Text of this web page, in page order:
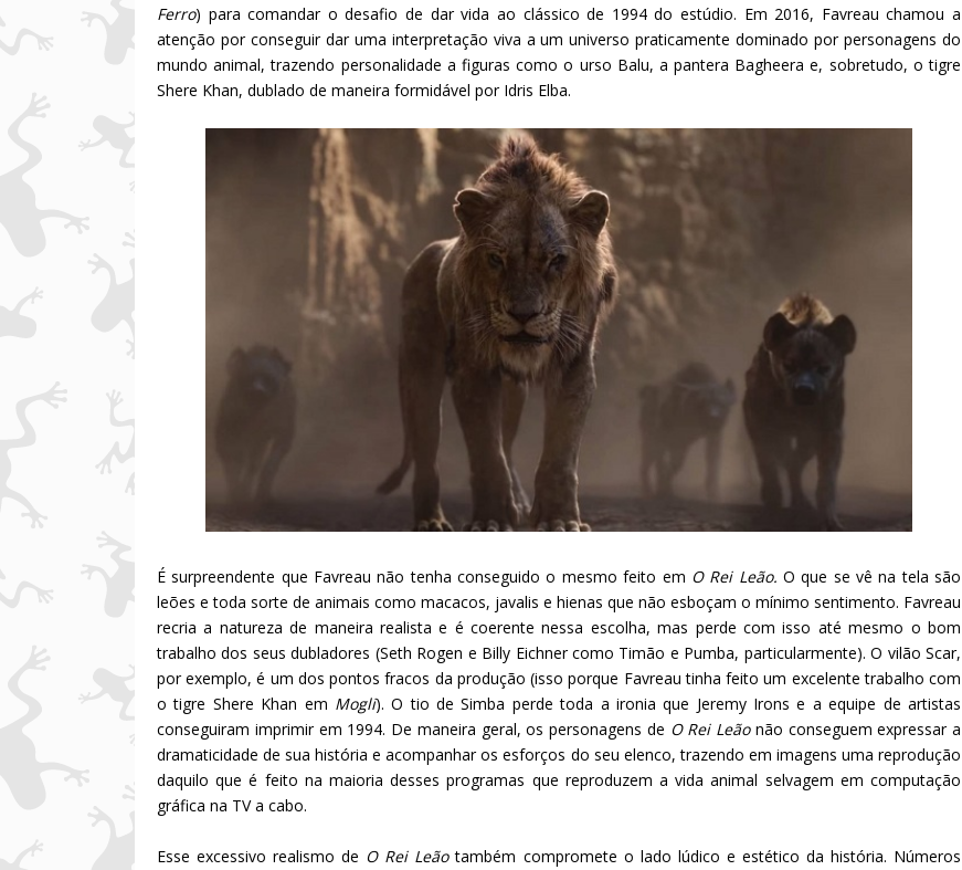
Ferro) para comandar o desafio de dar vida ao clássico de 1994 do estúdio. Em 2016, Favreau chamou a
atenção por conseguir dar uma interpretação viva a um universo praticamente dominado por personagens do
mundo animal, trazendo personalidade a figuras como o urso Balu, a pantera Bagheera e, sobretudo, o tigre
Shere Khan, dublado de maneira formidável por Idris Elba.
É surpreendente que Favreau não tenha conseguido o mesmo feito em O Rei Leão. O que se vê na tela são
leões e toda sorte de animais como macacos, javalis e hienas que não esboçam o mínimo sentimento. Favreau
recria a natureza de maneira realista e é coerente nessa escolha, mas perde com isso até mesmo o bom
trabalho dos seus dubladores (Seth Rogen e Billy Eichner como Timão e Pumba, particularmente). O vilão Scar,
por exemplo, é um dos pontos fracos da produção (isso porque Favreau tinha feito um excelente trabalho com
o tigre Shere Khan em Mogli). O tio de Simba perde toda a ironia que Jeremy Irons e a equipe de artistas
conseguiram imprimir em 1994. De maneira geral, os personagens de O Rei Leão não conseguem expressar a
dramaticidade de sua história e acompanhar os esforços do seu elenco, trazendo em imagens uma reprodução
daquilo que é feito na maioria desses programas que reproduzem a vida animal selvagem em computação
gráfica na TV a cabo.
Esse excessivo realismo de O Rei Leãotambém compromete o lado lúdico e estético da história. Números